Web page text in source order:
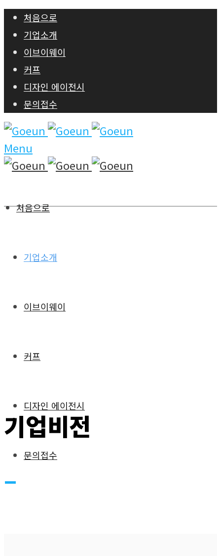
처음으로
기업소개
이브이웨이
커프
디자인 에이전시
문의접수
Menu
처음으로
기업소개
이브이웨이
커프
디자인 에이전시
문의접수
기업비전
–